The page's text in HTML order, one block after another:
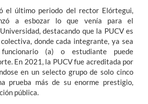
el último periodo del rector Elórtegui,
a esbozar lo que venía para el
destacando que la PUCV es
donde cada integrante, ya sea
(a) o estudiante puede
En 2021, la PUCV fue acreditada por
en un selecto grupo de solo cinco
prueba más de su enorme prestigio,
pública.